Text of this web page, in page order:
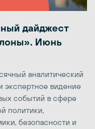
дайджест
Июнь
аналитический
экспертное видение
событий в сфере
политики,
безопасности и